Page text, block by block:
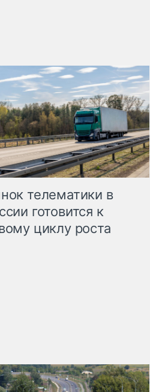
телематики в
готовится к
циклу роста